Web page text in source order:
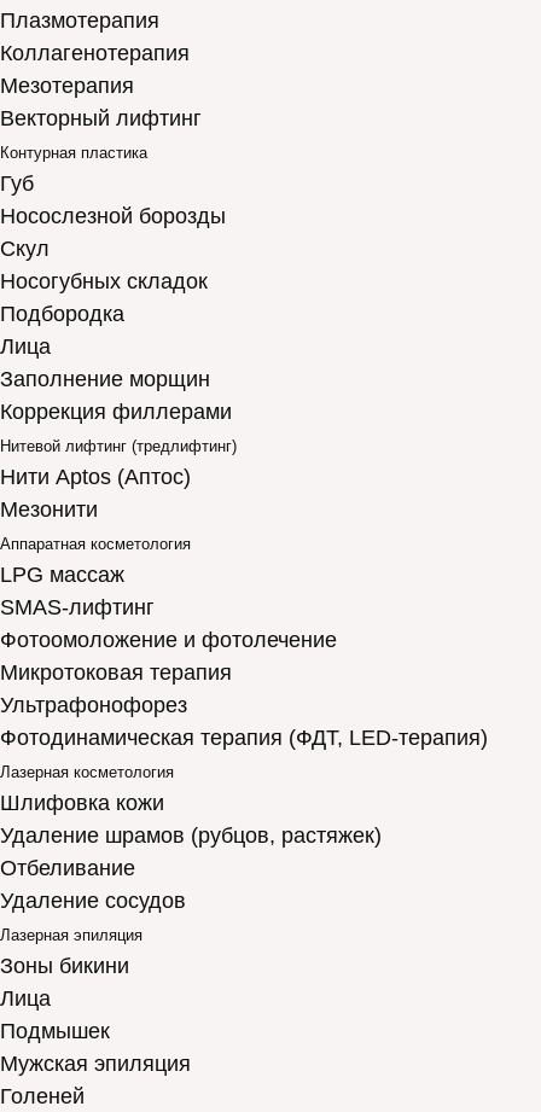
Плазмотерапия
Коллагенотерапия
Мезотерапия
Векторный лифтинг
Контурная пластика
Губ
Носослезной борозды
Скул
Носогубных складок
Подбородка
Лица
Заполнение морщин
Коррекция филлерами
Нитевой лифтинг (тредлифтинг)
Нити Aptos (Аптос)
Мезонити
Аппаратная косметология
LPG массаж
SMAS-лифтинг
Фотоомоложение и фотолечение
Микротоковая терапия
Ультрафонофорез
Фотодинамическая терапия (ФДТ, LED-терапия)
Лазерная косметология
Шлифовка кожи
Удаление шрамов (рубцов, растяжек)
Отбеливание
Удаление сосудов
Лазерная эпиляция
Зоны бикини
Лица
Подмышек
Мужская эпиляция
Голеней